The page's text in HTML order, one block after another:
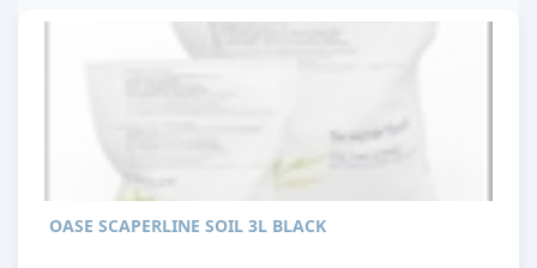
OASE SCAPERLINE SOIL 3L BLACK